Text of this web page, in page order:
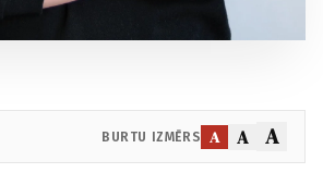
BURTU IZMĒRS A A A